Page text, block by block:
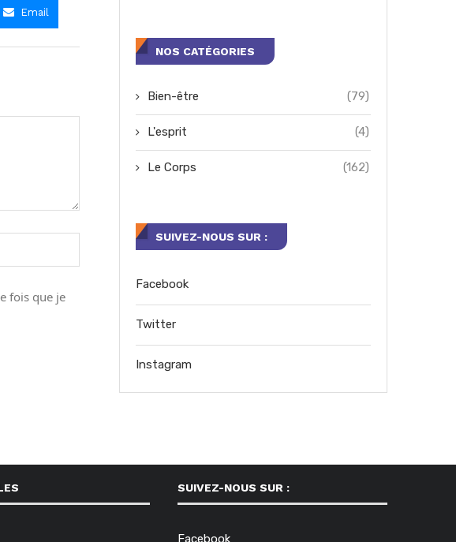
Email
fois que je
NOS CATÉGORIES
Bien-être (79)
L'esprit (4)
Le Corps (162)
SUIVEZ-NOUS SUR :
Facebook
Twitter
Instagram
SUIVEZ-NOUS SUR :
Facebook